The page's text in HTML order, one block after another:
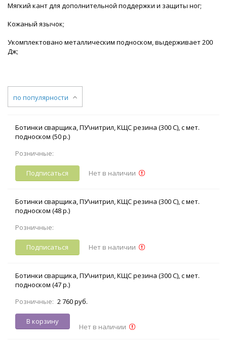
Мягкий кант для дополнительной поддержки и защиты ног;
Кожаный язычок;
Укомплектовано металлическим подноском, выдерживает 200
Дж;
по популярности
Ботинки сварщика, ПУ\нитрил, КЩС резина (300 С), с мет.
подноском (50 р.)
Розничные:
Подписаться Нет в наличии
Ботинки сварщика, ПУ\нитрил, КЩС резина (300 С), с мет.
подноском (48 р.)
Розничные:
Подписаться Нет в наличии
Ботинки сварщика, ПУ\нитрил, КЩС резина (300 С), с мет.
подноском (47 р.)
Розничные: 2 760 руб.
В корзину
Нет в наличии